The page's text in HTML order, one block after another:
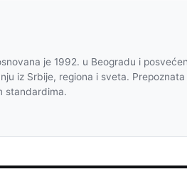
je 1992. u Beogradu i
iz Srbije, regiona i sveta.
standardima.